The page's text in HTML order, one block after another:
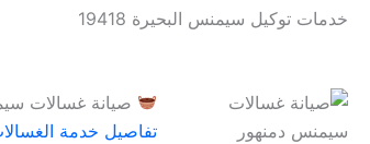
خدمات توكيل سيمنس البحيرة 19418
صيانة غسالات
تفاصيل خدمة